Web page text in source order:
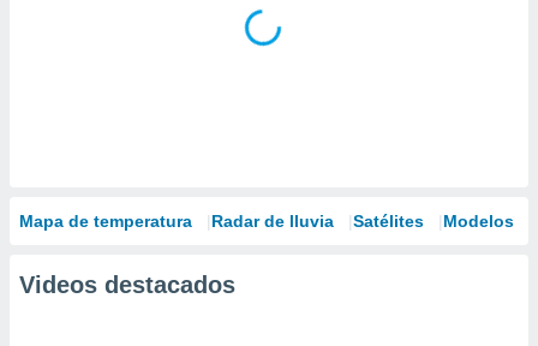
Mapa de temperatura Radar de lluvia Satélites Modelos
Videos destacados